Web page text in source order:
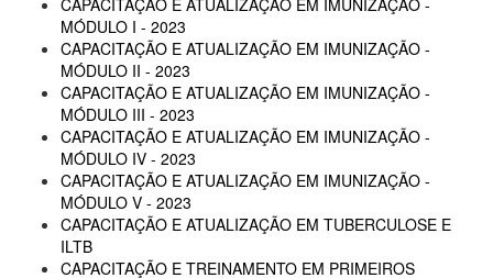
CAPACITAÇÃO E ATUALIZAÇÃO EM IMUNIZAÇÃO -
MÓDULO I - 2023
CAPACITAÇÃO E ATUALIZAÇÃO EM IMUNIZAÇÃO -
MÓDULO II - 2023
CAPACITAÇÃO E ATUALIZAÇÃO EM IMUNIZAÇÃO -
MÓDULO III - 2023
CAPACITAÇÃO E ATUALIZAÇÃO EM IMUNIZAÇÃO -
MÓDULO IV - 2023
CAPACITAÇÃO E ATUALIZAÇÃO EM IMUNIZAÇÃO -
MÓDULO V - 2023
CAPACITAÇÃO E ATUALIZAÇÃO EM TUBERCULOSE E
ILTB
CAPACITAÇÃO E TREINAMENTO EM PRIMEIROS